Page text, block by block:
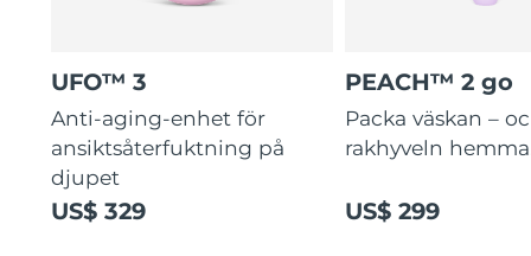
UFO™ 3
Anti-aging-enhet för
ansiktsåterfuktning på
djupet
US$ 329
PEACH™ 2 go
Packa väskan –
rakhyveln
US$ 299